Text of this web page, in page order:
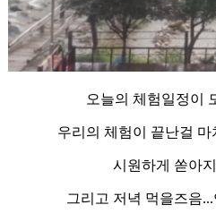
오늘의 체험일정이
우리의 체험이 끝난걸 마
시원하게 쏟아
그리고 저녁 먹을즈음